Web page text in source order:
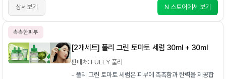
상세보기 N 스토어에서 보기
촉촉한피부
[2개세트] 풀리 그린 토마토 세럼 30ml + 30ml
판매처: FULLY 풀리
- 풀리 그린 토마토 세럼은 피부에 촉촉함과 탄력을 제공합